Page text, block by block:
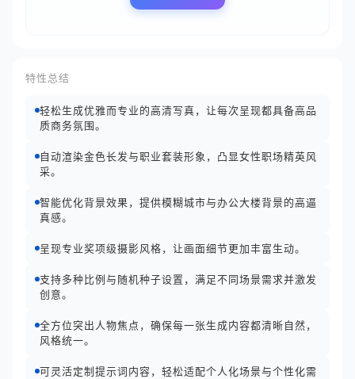
特性总结
轻松生成优雅而专业的高清写真，让每次呈现都具备高品
质商务氛围。
自动渲染金色长发与职业套装形象，凸显女性职场精英风
采。
智能优化背景效果，提供模糊城市与办公大楼背景的高逼
真感。
呈现专业奖项级摄影风格，让画面细节更加丰富生动。
支持多种比例与随机种子设置，满足不同场景需求并激发
创意。
全方位突出人物焦点，确保每一张生成内容都清晰自然，
风格统一。
可灵活定制提示词内容，轻松适配个人化场景与个性化需